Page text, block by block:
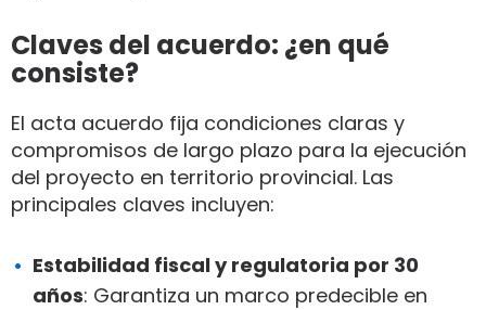
Claves del acuerdo: ¿en qué
consiste?
El acta acuerdo fija condiciones claras y
compromisos de largo plazo para la ejecución
del proyecto en territorio provincial. Las
principales claves incluyen:
Estabilidad fiscal y regulatoria por 30
años: Garantiza un marco predecible en